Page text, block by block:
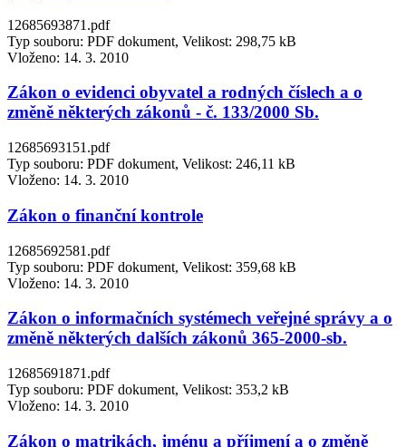
12685693871.pdf
Typ souboru: PDF dokument, Velikost: 298,75 kB
Vloženo: 14. 3. 2010
Zákon o evidenci obyvatel a rodných číslech a o
změně některých zákonů - č. 133/2000 Sb.
12685693151.pdf
Typ souboru: PDF dokument, Velikost: 246,11 kB
Vloženo: 14. 3. 2010
Zákon o finanční kontrole
12685692581.pdf
Typ souboru: PDF dokument, Velikost: 359,68 kB
Vloženo: 14. 3. 2010
Zákon o informačních systémech veřejné správy a o
změně některých dalších zákonů 365-2000-sb.
12685691871.pdf
Typ souboru: PDF dokument, Velikost: 353,2 kB
Vloženo: 14. 3. 2010
Zákon o matrikách, jménu a příjmení a o změně